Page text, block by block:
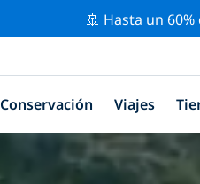
🚢 Hasta un
Conservación Viajes